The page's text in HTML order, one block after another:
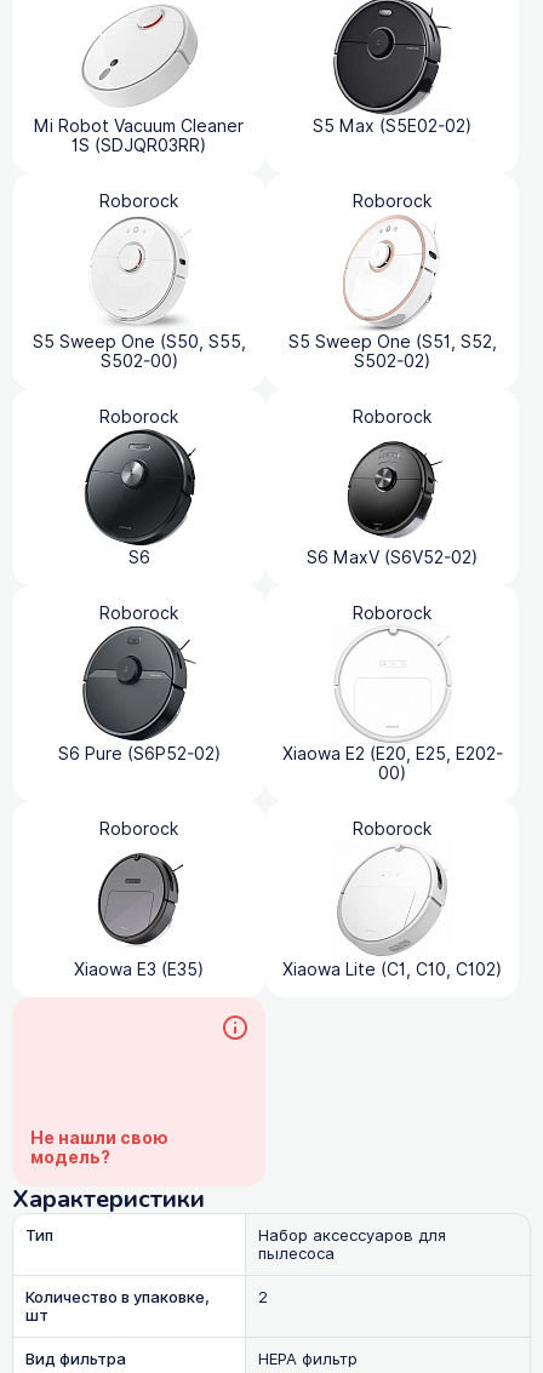
Mi Robot Vacuum Cleaner
1S (SDJQR03RR)
S5 Max (S5E02-02)
Roborock
S5 Sweep One (S50, S55,
S502-00)
Roborock
S5 Sweep One (S51, S52,
S502-02)
Roborock
S6
Roborock
S6 MaxV (S6V52-02)
Roborock
S6 Pure (S6P52-02)
Roborock
Xiaowa E2 (E20, E25, E202-
00)
Roborock
Xiaowa E3 (E35)
Roborock
Xiaowa Lite (C1, C10, C102)
Не нашли свою
модель?
Характеристики
Тип Набор аксессуаров для
пылесоса
Количество в упаковке,
шт
2
Вид фильтра HEPA фильтр